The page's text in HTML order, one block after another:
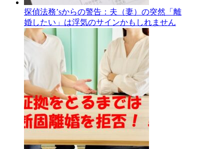
探偵法務’sからの警告：夫（妻）の突然「離
婚したい」は浮気のサインかもしれません